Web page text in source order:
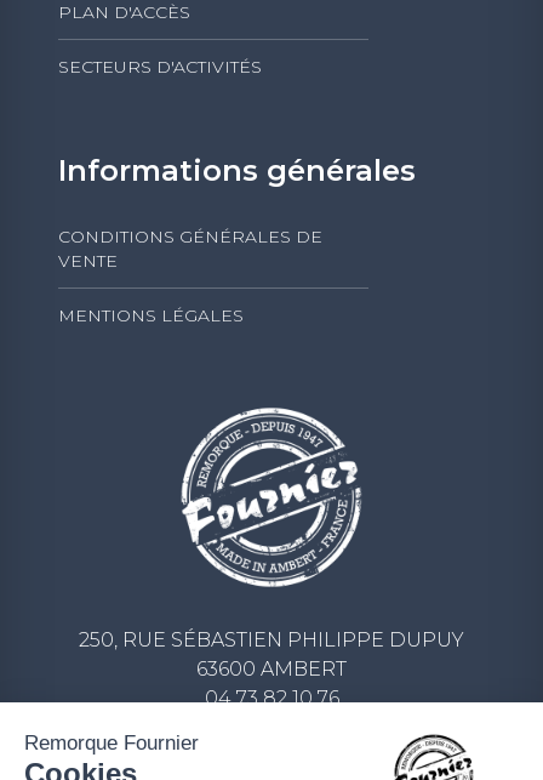
PLAN D'ACCÈS
SECTEURS D'ACTIVITÉS
Informations générales
CONDITIONS GÉNÉRALES DE
VENTE
MENTIONS LÉGALES
250, RUE SÉBASTIEN PHILIPPE DUPUY
63600 AMBERT
04 73 82 10 76
Remorque Fournier
Cookies